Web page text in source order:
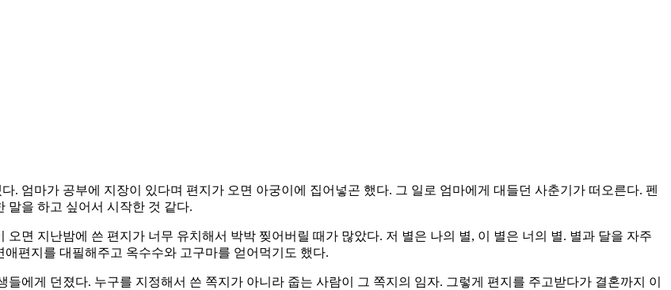
. 엄마가 공부에 지장이 있다며 편지가 오면 아궁이에 집어넣곤 했다. 그 일로 엄마에게 대들던 사춘기가 떠오른다. 펜
말을 하고 싶어서 시작한 것 같다.
면 지난밤에 쓴 편지가 너무 유치해서 박박 찢어버릴 때가 많았다. 저 별은 나의 별, 이 별은 너의 별. 별과 달을 자주
편지를 대필해주고 옥수수와 고구마를 얻어먹기도 했다.
에게 던졌다. 누구를 지정해서 쓴 쪽지가 아니라 줍는 사람이 그 쪽지의 임자. 그렇게 편지를 주고받다가 결혼까지 이